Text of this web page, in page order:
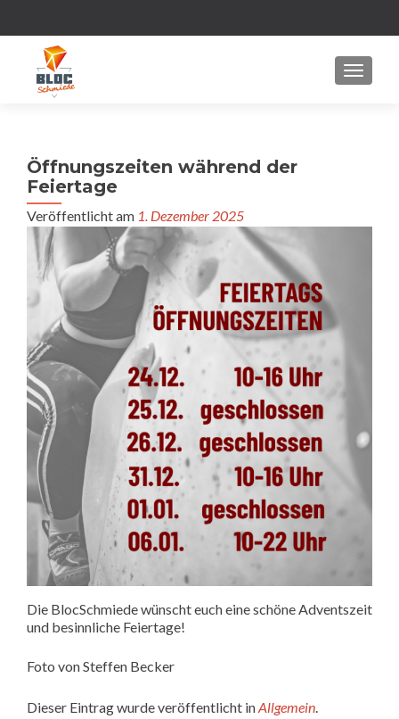
MENU
Öffnungszeiten während der
Feiertage
Veröffentlicht am 1. Dezember 2025
Die BlocSchmiede wünscht euch eine schöne Adventszeit
und besinnliche Feiertage!
Foto von Steffen Becker
Dieser Eintrag wurde veröffentlicht inAllgemein.